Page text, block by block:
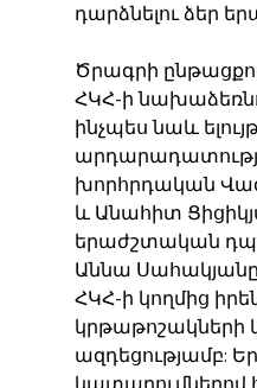
դարձնելու ձեր
Ծրագրի
ՀԿՀ-ի
ինչպես նաև
խորհրդական
և Անահիտ
երաժշտական
Աննա
ՀԿՀ-ի կողմից
կրթաթոշակների
ազդեցությամբ: